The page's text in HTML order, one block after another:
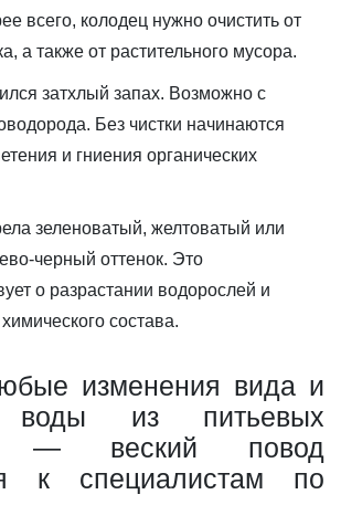
всего, колодец нужно очистить от
а также от растительного мусора.
затхлый запах. Возможно с
Без чистки начинаются
и гниения органических
зеленоватый, желтоватый или
черный оттенок. Это
о разрастании водорослей и
состава.
изменения вида и
воды из питьевых
— веский повод
к специалистам по